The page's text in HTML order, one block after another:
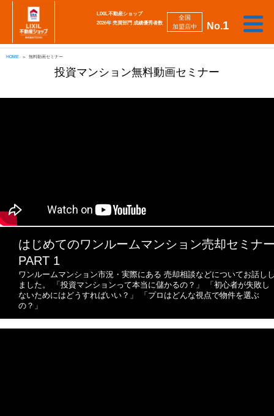
No.1
全国
加盟店中
LIXIL不動産ショップ
2026年 売買部門 成績優秀者数
売
り
買
い
相
談
た
い
勉
た
い
み
案
内
情
報
iBuyer
HOME 無料動画セミナー
投資マンション無料動画セミナー
はじめてのワンルームマンション売却セミナ
PART 1
ワンルームマンション市況・実際にある 売却相談などについてお話し
ました。
「投資マンションって本当に儲かるの？」
「初心者が失敗し
ないためにはどうすればいい？」
「プロはどんな視点で物件を選ぶ
の？」